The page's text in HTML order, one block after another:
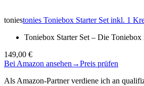
toniestonies Toniebox Starter Set inkl. 1
Toniebox Starter Set – Die
149,00 €
Bei Amazon ansehen →Preis prüfen
Als Amazon-Partner verdiene ich an